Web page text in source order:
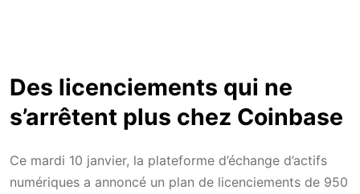
Des licenciements qui ne
s’arrêtent plus chez Coinbase
Ce mardi 10 janvier, la plateforme d’échange d’actifs
numériques a annoncé un plan de licenciements de 950